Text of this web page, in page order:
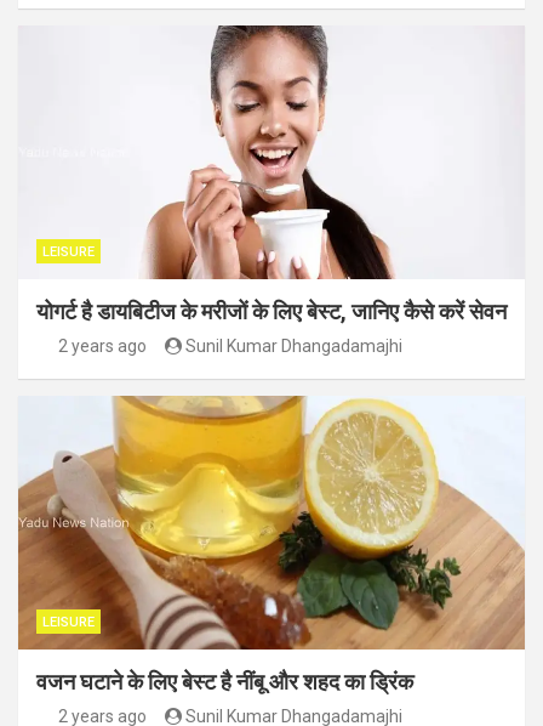
LEISURE
योगर्ट है डायबिटीज के मरीजों के लिए बेस्ट, जानिए कैसे करें सेवन
2 years ago Sunil Kumar Dhangadamajhi
LEISURE
वजन घटाने के लिए बेस्ट है नींबू और शहद का ड्रिंक
2 years ago Sunil Kumar Dhangadamajhi